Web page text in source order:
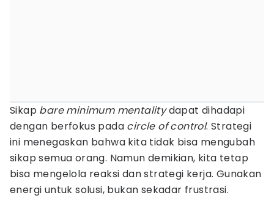
Sikap bare minimum mentalitydapat dihadapi
dengan berfokus pada circle of control. Strategi
ini menegaskan bahwa kita tidak bisa mengubah
sikap semua orang. Namun demikian, kita tetap
bisa mengelola reaksi dan strategi kerja. Gunakan
energi untuk solusi, bukan sekadar frustrasi.